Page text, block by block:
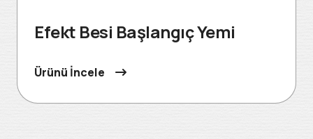
Efekt Besi Başlangıç Yemi
Ürünü İncele